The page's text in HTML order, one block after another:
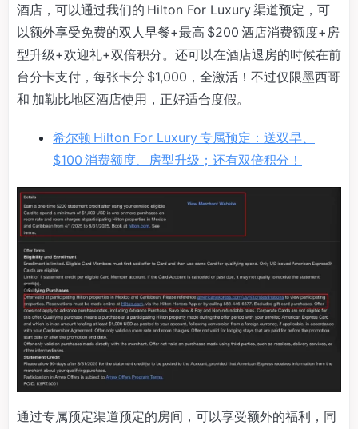
酒店，可以通过我们的 Hilton For Luxury 渠道预定，可
以额外享受免费的双人早餐+最高 $200 酒店消费额度+房
型升级+欢迎礼+双倍积分。还可以在酒店退房的时候在前
台分卡支付，每张卡分 $1,000，全激活！不过仅限墨西哥
和 加勒比地区酒店使用，正好适合度假。
希尔顿 Hilton For Luxury 专属预定：送双早、
$100 消费额度、房型升级；还有双倍积分！
通过专属预定渠道预定的房间，可以享受额外的福利，同